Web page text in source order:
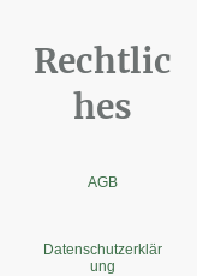
Rechtlic
hes
AGB
Datenschutzerklär
ung